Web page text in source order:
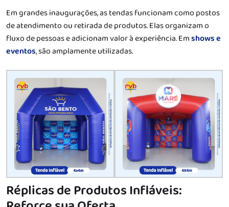
Em grandes inaugurações, as tendas funcionam como postos
de atendimento ou retirada de produtos. Elas organizam o
fluxo de pessoas e adicionam valor à experiência. Emshows e
eventos, são amplamente utilizadas.
Réplicas de Produtos Infláveis: